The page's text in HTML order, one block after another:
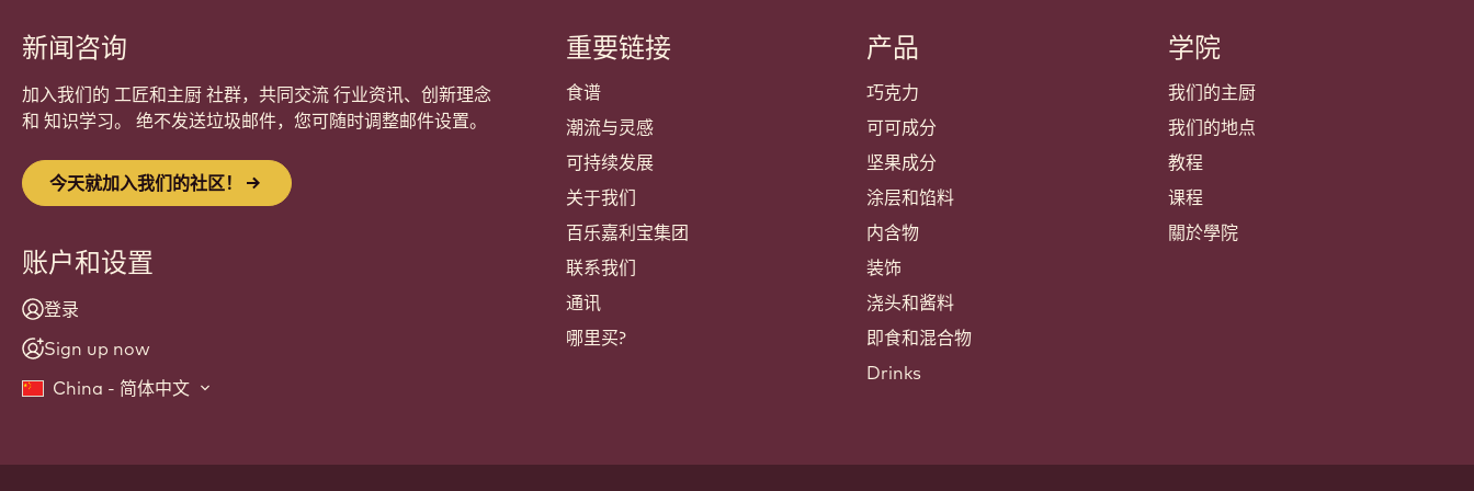
新闻咨询
加入我们的 工匠和主厨 社群，共同交流 行业资讯、创新理念
和 知识学习。 绝不发送垃圾邮件，您可随时调整邮件设置。
今天就加入我们的社区！
账户和设置
登录
Sign up now
China - 简体中文
Footer
Callebaut
重要链接
食谱
潮流与灵感
可持续发展
关于我们
百乐嘉利宝集团
联系我们
通讯
哪里买?
产品
巧克力
可可成分
坚果成分
涂层和馅料
内含物
装饰
浇头和酱料
即食和混合物
Drinks
学院
我们的主厨
我们的地点
教程
课程
關於學院